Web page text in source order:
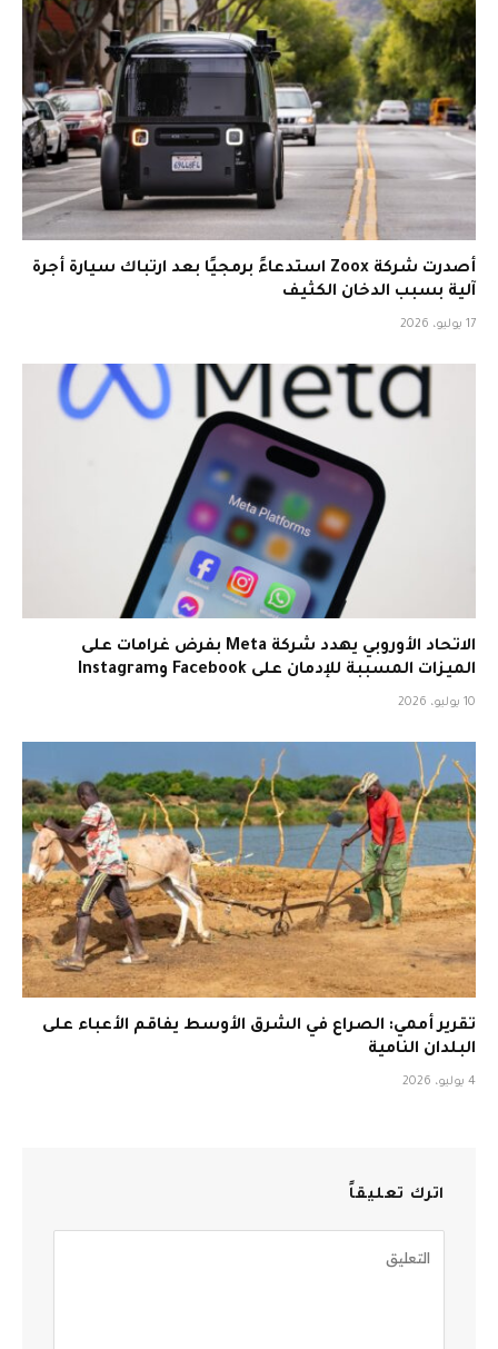
أصدرت شركة Zoox استدعاءً برمجيًا بعد ارتباك سيارة أجرة
آلية بسبب الدخان الكثيف
17 يوليو، 2026
الاتحاد الأوروبي يهدد شركة Meta بفرض غرامات على
الميزات المسببة للإدمان على Facebook وInstagram
10 يوليو، 2026
تقرير أممي: الصراع في الشرق الأوسط يفاقم الأعباء على
البلدان النامية
4 يوليو، 2026
اترك تعليقاً